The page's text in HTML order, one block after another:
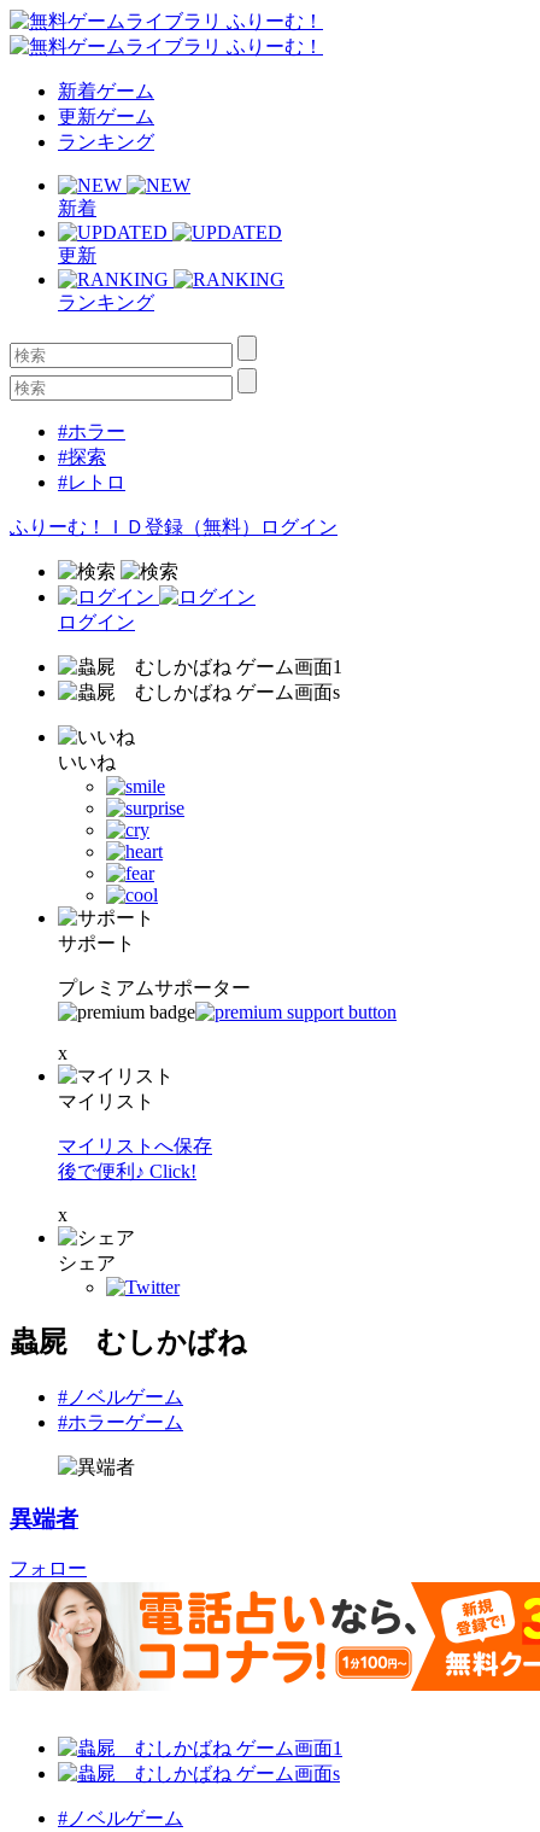
新着ゲーム
更新ゲーム
ランキング
新着
更新
ランキング
#ホラー
#探索
#レトロ
ふりーむ！ＩＤ登録（無料） ログイン
ログイン
いいね
サポート
プレミアムサポーター
x
マイリスト
マイリストへ保存
後で便利♪ Click!
x
シェア
蟲屍 むしかばね
#ノベルゲーム
#ホラーゲーム
異端者
フォロー
#ノベルゲーム